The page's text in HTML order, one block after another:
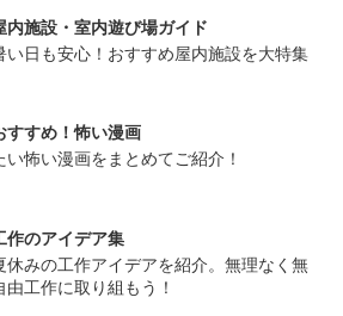
内施設・室内遊び場ガイド
い日も安心！おすすめ屋内施設を大特集
すすめ！怖い漫画
い怖い漫画をまとめてご紹介！
作のアイデア集
休みの工作アイデアを紹介。無理なく無
工作に取り組もう！